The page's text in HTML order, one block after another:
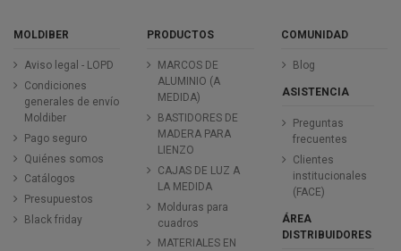
MOLDIBER
Aviso legal - LOPD
Condiciones
generales de envío
Moldiber
Pago seguro
Quiénes somos
Catálogos
Presupuestos
Black friday
PRODUCTOS
MARCOS DE
ALUMINIO (A
MEDIDA)
BASTIDORES DE
MADERA PARA
LIENZO
CAJAS DE LUZ A
LA MEDIDA
Molduras para
cuadros
MATERIALES EN
COMUNIDAD
Blog
ASISTENCIA
Preguntas
frecuentes
Clientes
institucionales
(FACE)
ÁREA
DISTRIBUIDORES